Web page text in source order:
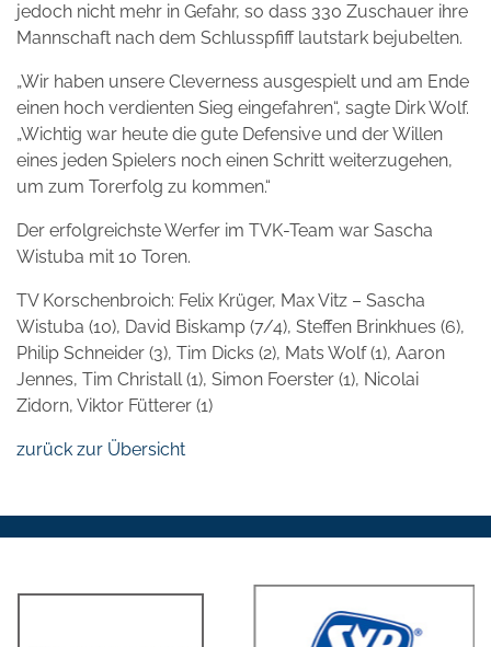
jedoch nicht mehr in Gefahr, so dass 330 Zuschauer ihre
Mannschaft nach dem Schlusspfiff lautstark bejubelten.
„Wir haben unsere Cleverness ausgespielt und am Ende
einen hoch verdienten Sieg eingefahren“, sagte Dirk Wolf.
„Wichtig war heute die gute Defensive und der Willen
eines jeden Spielers noch einen Schritt weiterzugehen,
um zum Torerfolg zu kommen.“
Der erfolgreichste Werfer im TVK-Team war Sascha
Wistuba mit 10 Toren.
TV Korschenbroich: Felix Krüger, Max Vitz – Sascha
Wistuba (10), David Biskamp (7/4), Steffen Brinkhues (6),
Philip Schneider (3), Tim Dicks (2), Mats Wolf (1), Aaron
Jennes, Tim Christall (1), Simon Foerster (1), Nicolai
Zidorn, Viktor Fütterer (1)
zurück zur Übersicht